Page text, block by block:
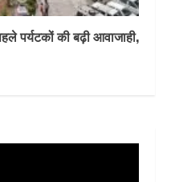
पर्यटकों की बढ़ी आवाजाही,